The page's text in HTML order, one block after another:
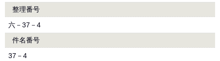
整理番号
六－37－4
件名番号
37－4